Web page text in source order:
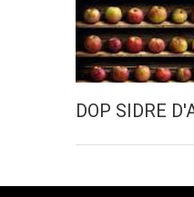
DOP SIDRE